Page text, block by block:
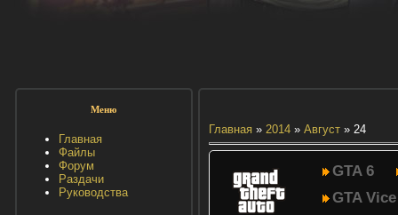
Меню
Главная
Файлы
Форум
Раздачи
Руководства
Главная» 2014 » Август » 24
GTA 6
GTA